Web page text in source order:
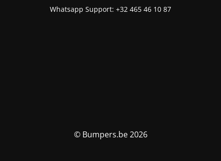
Whatsapp Support: +32 465 46 10 87
© Bumpers.be 2026